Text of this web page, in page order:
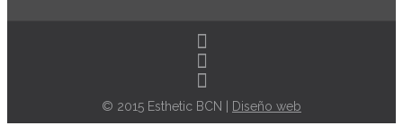
© 2015 Esthetic BCN | Diseño web